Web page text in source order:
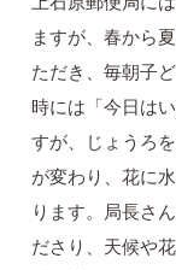
ますが、春から
ただき、毎朝子
時には「今日は
すが、じょうろ
が変わり、花に
ります。局長さ
ださり、天候や